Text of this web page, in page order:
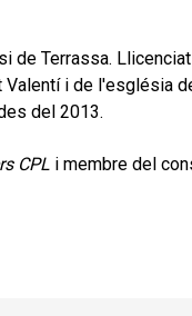
de Terrassa.
i de l'església
del 2013.
CPLi membre del